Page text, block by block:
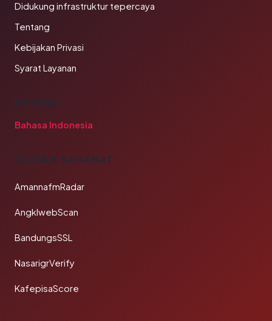
Didukung infrastruktur tepercaya
Tentang
Kebijakan Privasi
Syarat Layanan
BAHASA
Bahasa Indonesia
TAUTAN SAHABAT
AmannafmRadar
AngklwebScan
BandungsSSL
NasarigrVerify
KafepisaScore